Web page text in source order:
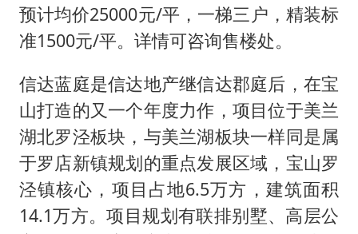
预计均价25000元/平，一梯三户，精装标
准1500元/平。详情可咨询售楼处。
信达蓝庭是信达地产继信达郡庭后，在宝
山打造的又一个年度力作，项目位于美兰
湖北罗泾板块，与美兰湖板块一样同是属
于罗店新镇规划的重点发展区域，宝山罗
泾镇核心，项目占地6.5万方，建筑面积
14.1万方。项目规划有联排别墅、高层公